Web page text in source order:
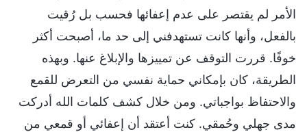
الأمر لم يقتصر على عدم إعفائها فحسب بل رُقيت
بالفعل، وأنها كانت تستهدفني إلى حد ما، أصبحت أكثر
خوفًا. قررت التوقف عن تمييزها والإبلاغ عنها. وبهذه
الطريقة، كان بإمكاني حماية نفسي من التعرض للقمع
والاحتفاظ بواجباتي. ومن خلال كشف كلمات الله أدركت
مدى جهلي وحُمقي. كنت أعتقد أن إعفائي أو قمعي من